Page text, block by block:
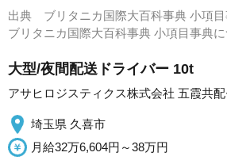
出典 ブリタニカ国際大百科事典 小項
ブリタニカ国際大百科事典 小項目事典
大型/夜間配送ドライバー 10t
アサヒロジスティクス株式会社 五霞共
埼玉県 久喜市
月給32万6,604円～38万円